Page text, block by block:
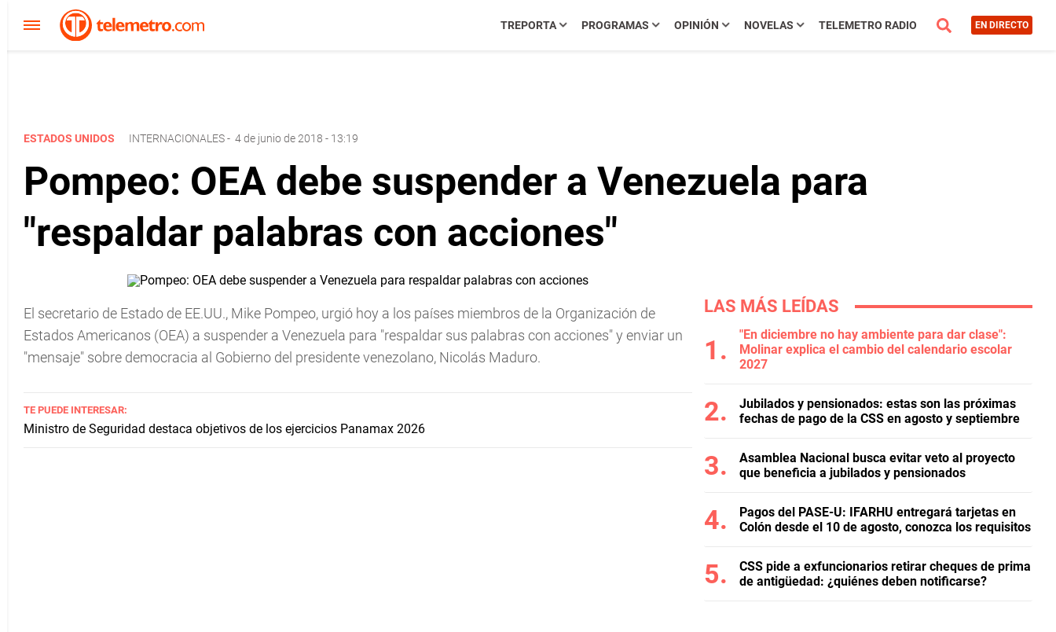
TREPORTA PROGRAMAS OPINIÓN NOVELAS TELEMETRO RADIO EN DIRECTO
ESTADOS UNIDOS INTERNACIONALES- 4 de junio de 2018 - 13:19
Pompeo: OEA debe suspender a Venezuela para
"respaldar palabras con acciones"
El secretario de Estado de EE.UU., Mike Pompeo, urgió hoy a los países miembros de la Organización de
Estados Americanos (OEA) a suspender a Venezuela para "respaldar sus palabras con acciones" y enviar un
"mensaje" sobre democracia al Gobierno del presidente venezolano, Nicolás Maduro.
TE PUEDE INTERESAR:
Ministro de Seguridad destaca objetivos de los ejercicios Panamax 2026
LAS MÁS LEÍDAS
"En diciembre no hay ambiente para dar clase":
Molinar explica el cambio del calendario escolar
2027
Jubilados y pensionados: estas son las próximas
fechas de pago de la CSS en agosto y septiembre
Asamblea Nacional busca evitar veto al proyecto
que beneficia a jubilados y pensionados
Pagos del PASE-U: IFARHU entregará tarjetas en
Colón desde el 10 de agosto, conozca los requisitos
CSS pide a exfuncionarios retirar cheques de prima
de antigüedad: ¿quiénes deben notificarse?